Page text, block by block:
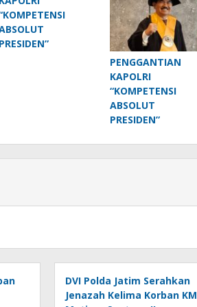
PRESIDEN”
PENGGANTIAN
KAPOLRI
“KOMPETENSI
ABSOLUT
PRESIDEN”
DVI Polda Jatim Serahkan
Jenazah Kelima Korban KM